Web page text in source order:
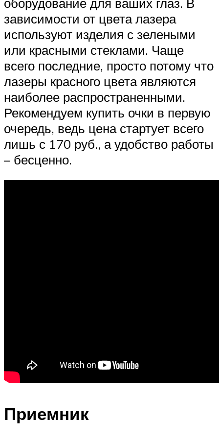
зависимости от цвета лазера
используют изделия с зелеными
или красными стеклами. Чаще
всего последние, просто потому что
лазеры красного цвета являются
наиболее распространенными.
Рекомендуем купить очки в первую
очередь, ведь цена стартует всего
лишь с 170 руб., а удобство работы
– бесценно.
Приемник